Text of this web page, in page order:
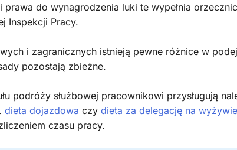
do wynagrodzenia luki te wypełnia
Inspekcji Pracy.
i zagranicznych istnieją pewne różnice w
pozostają zbieżne.
podróży służbowej pracownikowi przysługują
dieta dojazdowa czydieta za delegację na
czasu pracy.